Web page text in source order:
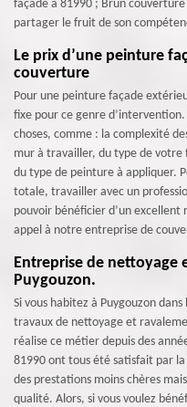
façade à 81990 ; Brun
partager le fruit de son
Le prix d’une peinture
couverture
Pour une peinture façade
fixe pour ce genre
choses, comme : la complexité
mur à travailler, du type de votre
du type de peinture à appliquer.
totale, travailler avec un
pouvoir bénéficier d’un
appel à notre entreprise de
Entreprise de nettoyage
Puygouzon.
Si vous habitez à Puygouzon
travaux de nettoyage et
réalise ce métier depuis des
81990 ont tous été satisfait par
des prestations moins chères
qualité. Alors, si vous voulez